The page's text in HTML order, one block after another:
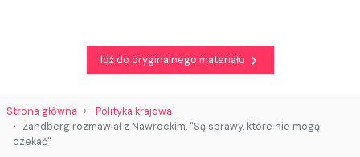
Idź do oryginalnego materiału
Strona główna
Polityka krajowa
Zandberg rozmawiał z Nawrockim. "Są sprawy, które nie mogą
czekać"